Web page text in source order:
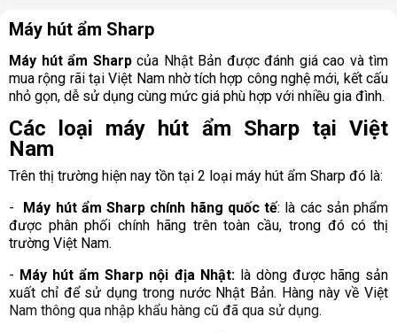
Máy hút ẩm Sharp
Máy hút ẩm Sharpcủa Nhật Bản được đánh giá cao và tìm
mua rộng rãi tại Việt Nam nhờ tích hợp công nghệ mới, kết cấu
nhỏ gọn, dễ sử dụng cùng mức giá phù hợp với nhiều gia đình.
Các loại máy hút ẩm Sharp tại Việt
Nam
Trên thị trường hiện nay tồn tại 2 loại máy hút ẩm Sharp đó là:
-
Máy hút ẩm Sharp chính hãng quốc tế: là các sản phẩm
được phân phối chính hãng trên toàn cầu, trong đó có thị
trường Việt Nam.
- Máy hút ẩm Sharp nội địa Nhật:là dòng được hãng sản
xuất chỉ để sử dụng trong nước Nhật Bản. Hàng này về Việt
Nam thông qua nhập khẩu hàng cũ đã qua sử dụng.